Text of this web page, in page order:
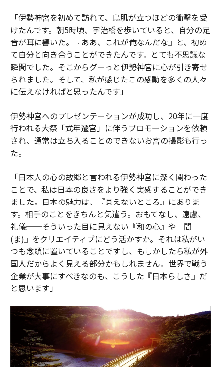
「伊勢神宮を初めて訪れて、鳥肌が立つほどの衝撃を受
けたんです。朝5時頃、宇治橋を歩いていると、自分の足
音が耳に響いた。『ああ、これが俺なんだな』と、初め
て自分と向き合うことができたんです。とても不思議な
瞬間でした。そこからグーっと伊勢神宮に心が引き寄せ
られました。そして、私が感じたこの感動を多くの人々
に伝えなければと思ったんです」
伊勢神宮へのプレゼンテーションが成功し、20年に一度
行われる大祭「式年遷宮」に伴うプロモーションを依頼
され、通常は立ち入ることのできないお宮の撮影も行っ
た。
「日本人の心の故郷と言われる伊勢神宮に深く関わった
ことで、私は日本の良さをより強く実感することができ
ました。日本の魅力は、『見えないところ』にありま
す。相手のことをきちんと気遣う。おもてなし、遠慮、
礼儀──そういった目に見えない『和の心』や『間
(ま)』をクリエイティブにどう活かすか。それは私がい
つも念頭に置いていることですし、もしかしたら私が外
国人だからよく見える部分かもしれません。世界で戦う
企業が大事にすべきなのも、こうした『日本らしさ』だ
と思います」